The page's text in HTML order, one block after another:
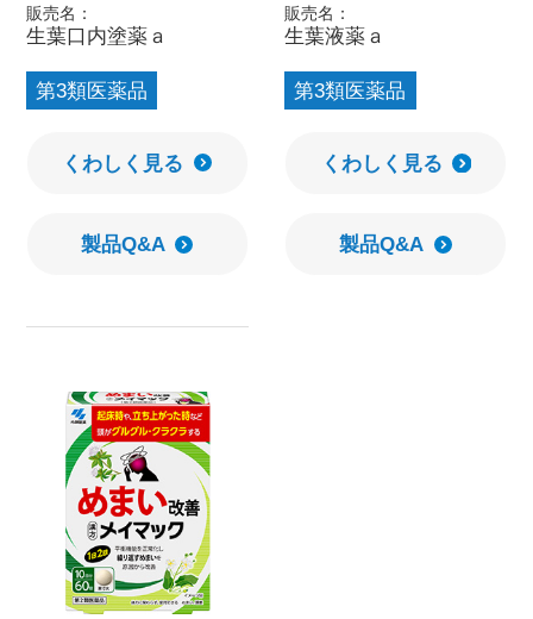
販売名：
生葉口内塗薬ａ
第3類医薬品
くわしく見る
製品Q&A
販売名：
生葉液薬ａ
第3類医薬品
くわしく見る
製品Q&A